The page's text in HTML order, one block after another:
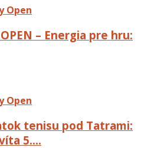
Open
OPEN – Energia pre hru:
Open
tenisu pod Tatrami:
5….